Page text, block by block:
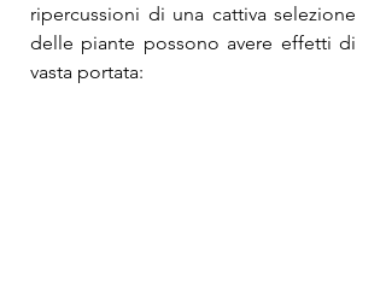
ripercussioni di una cattiva selezione
delle piante possono avere effetti di
vasta portata: